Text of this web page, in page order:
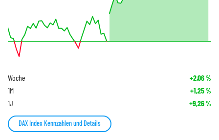
Woche +2,06%
1M +1,25%
1J +9,26%
DAX Index Kennzahlen und Details